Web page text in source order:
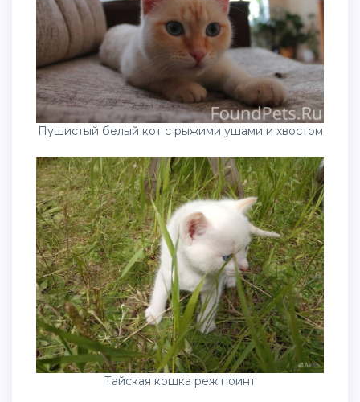
Пушистый белый кот с рыжими ушами и хвостом
Тайская кошка реж поинт